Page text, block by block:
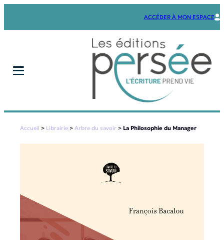
ACCÉDER À MON ESPACE
Accueil > Librairie > Arbre du savoir > La Philosophie du Manager